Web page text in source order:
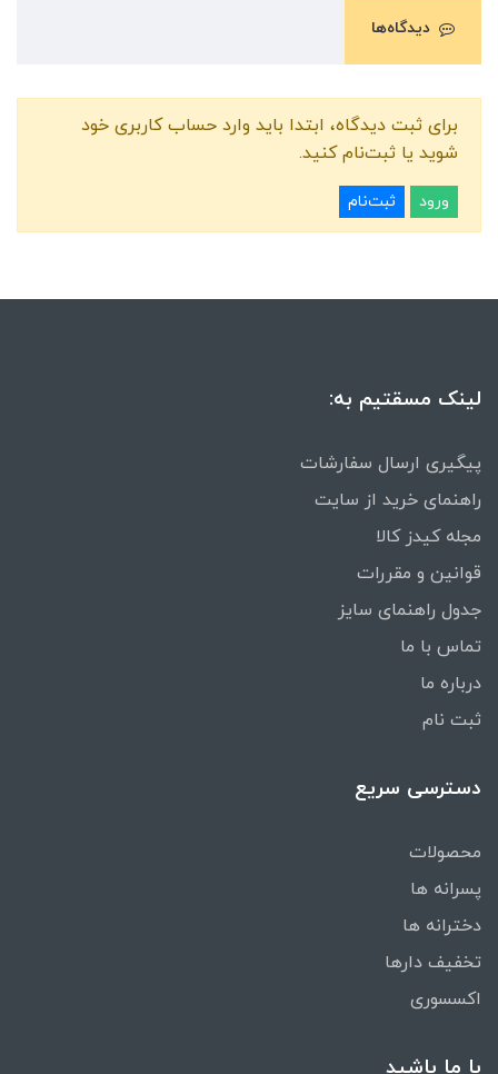
دیدگاه‌ها
برای ثبت دیدگاه، ابتدا باید وارد حساب کاربری خود
شوید یا ثبت‌نام کنید.
ورود ثبت‌نام
لینک مسقتیم به:
پیگیری ارسال سفارشات
راهنمای خرید از سایت
مجله کیدز کالا
قوانین و مقررات
جدول راهنمای سایز
تماس با ما
درباره ما
ثبت نام
دسترسی سریع
محصولات
پسرانه ها
دخترانه ها
تخفیف دارها
اکسسوری
با ما باشید